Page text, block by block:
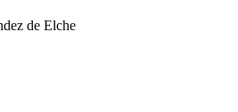
de Elche